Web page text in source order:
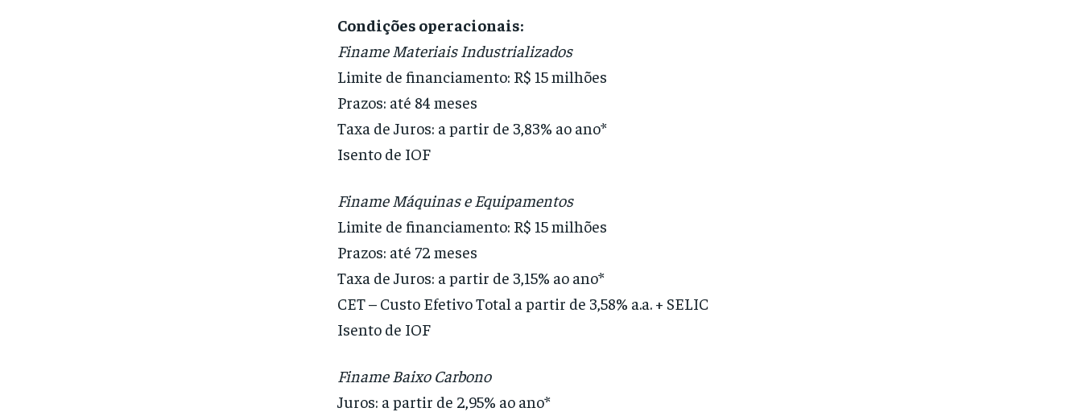
Condições operacionais:
Finame Materiais Industrializados
Limite de financiamento: R$ 15 milhões
Prazos: até 84 meses
Taxa de Juros: a partir de 3,83% ao ano*
Isento de IOF
Finame Máquinas e Equipamentos
Limite de financiamento: R$ 15 milhões
Prazos: até 72 meses
Taxa de Juros: a partir de 3,15% ao ano*
CET – Custo Efetivo Total a partir de 3,58% a.a. + SELIC
Isento de IOF
Finame Baixo Carbono
Juros: a partir de 2,95% ao ano*